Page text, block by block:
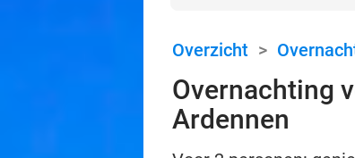
Overzicht >
Overnachting
Ardennen